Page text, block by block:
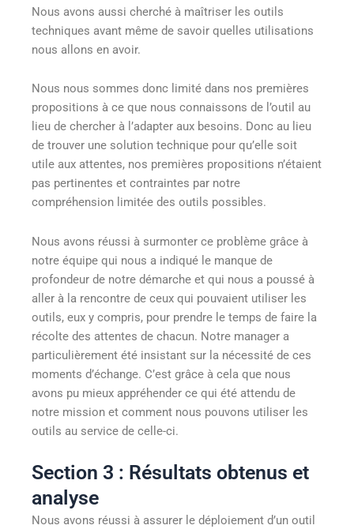
Nous avons aussi cherché à maîtriser les outils
techniques avant même de savoir quelles utilisations
nous allons en avoir.
Nous nous sommes donc limité dans nos premières
propositions à ce que nous connaissons de l’outil au
lieu de chercher à l’adapter aux besoins. Donc au lieu
de trouver une solution technique pour qu’elle soit
utile aux attentes, nos premières propositions n’étaient
pas pertinentes et contraintes par notre
compréhension limitée des outils possibles.
Nous avons réussi à surmonter ce problème grâce à
notre équipe qui nous a indiqué le manque de
profondeur de notre démarche et qui nous a poussé à
aller à la rencontre de ceux qui pouvaient utiliser les
outils, eux y compris, pour prendre le temps de faire la
récolte des attentes de chacun. Notre manager a
particulièrement été insistant sur la nécessité de ces
moments d’échange. C’est grâce à cela que nous
avons pu mieux appréhender ce qui été attendu de
notre mission et comment nous pouvons utiliser les
outils au service de celle-ci.
Section 3 : Résultats obtenus et
analyse
Nous avons réussi à assurer le déploiement d’un outil